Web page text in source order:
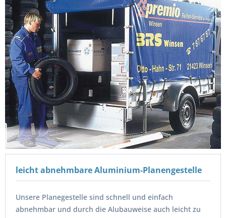
leicht abnehmbare Aluminium-Planengestelle
Unsere Planegestelle sind schnell und einfach
abnehmbar und durch die Alubauweise auch leicht zu